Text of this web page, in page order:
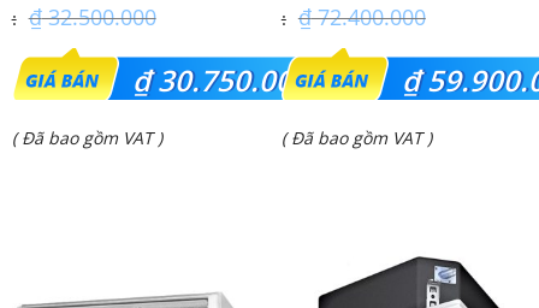
₫32.500.000
Giá
gốc
là:
₫30.750.000
Giá
₫ 30.750.000.
( Đã bao gồm VAT )
₫72.400.000
Giá
gốc
là:
₫
Giá
₫ 59.900.000.
( Đã bao gồm VAT )